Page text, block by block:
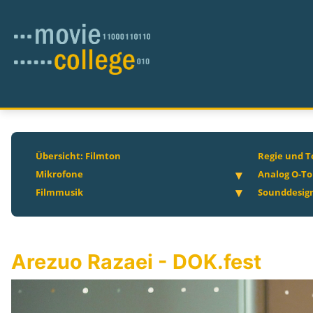
Übersicht: Filmton
Regie und
Mikrofone
Analog O-
Filmmusik
Arezuo Razaei - DOK.fest